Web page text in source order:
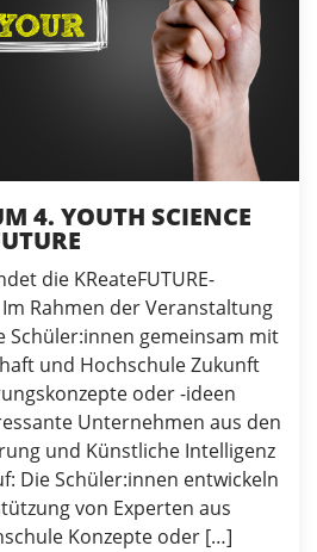
4. YOUTH SCIENCE
die KReateFUTURE-
Rahmen der Veranstaltung
Schüler:innen gemeinsam mit
und Hochschule Zukunft
oder -ideen
Unternehmen aus den
und Künstliche Intelligenz
Die Schüler:innen entwickeln
von Experten aus
Konzepte oder […]